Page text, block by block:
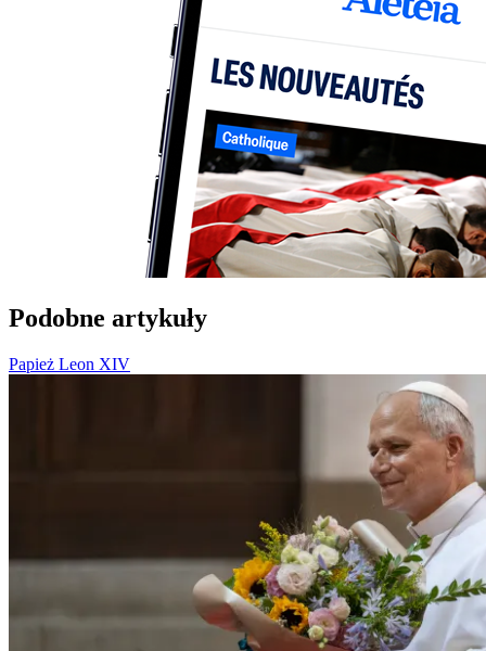
Podobne artykuły
Papież Leon XIV